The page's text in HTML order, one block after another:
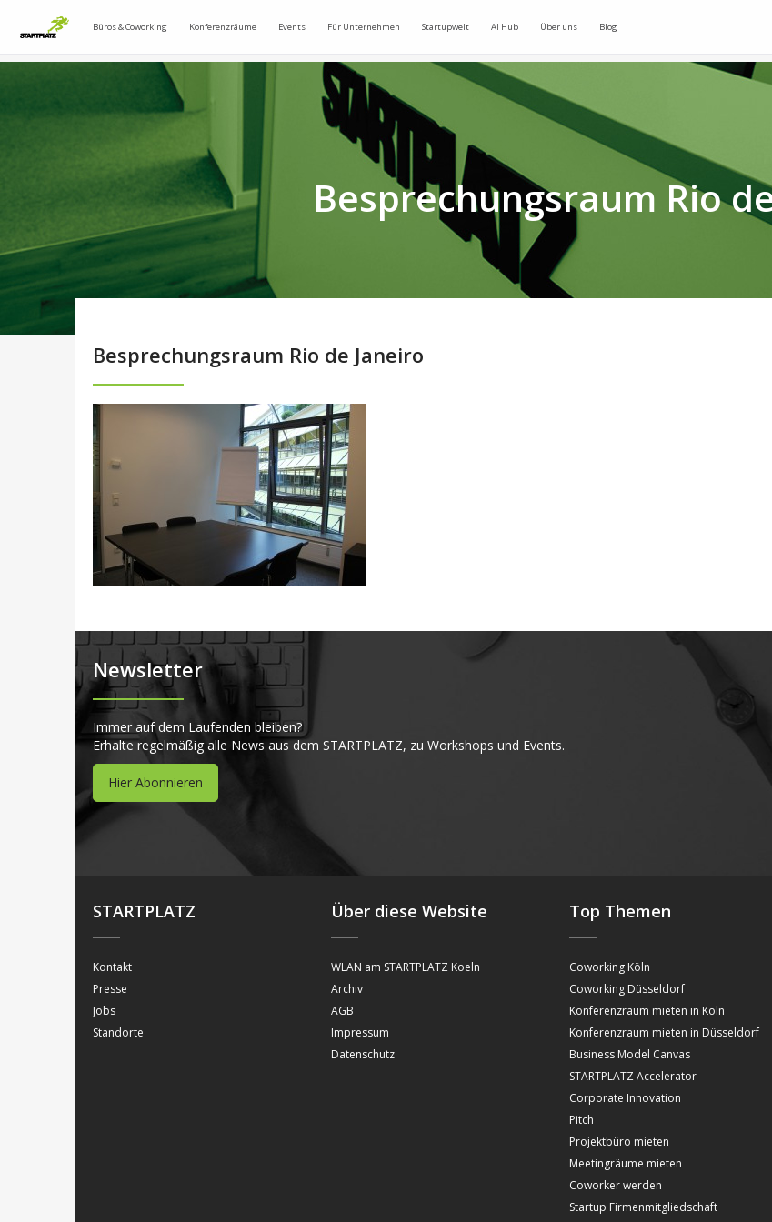
Büros & Coworking Konferenzräume Events Für Unternehmen Startupwelt AI Hub Über uns Blog
Besprechungsraum Rio
Besprechungsraum Rio de Janeiro
Newsletter
Immer auf dem Laufenden bleiben?
Erhalte regelmäßig alle News aus dem STARTPLATZ, zu Workshops und Events.
Hier Abonnieren
STARTPLATZ
Kontakt
Presse
Jobs
Standorte
Über diese Website
WLAN am STARTPLATZ Koeln
Archiv
AGB
Impressum
Datenschutz
Top Themen
Coworking Köln
Coworking Düsseldorf
Konferenzraum mieten in Köln
Konferenzraum mieten in Düsseldorf
Business Model Canvas
STARTPLATZ Accelerator
Corporate Innovation
Pitch
Projektbüro mieten
Meetingräume mieten
Coworker werden
Startup Firmenmitgliedschaft